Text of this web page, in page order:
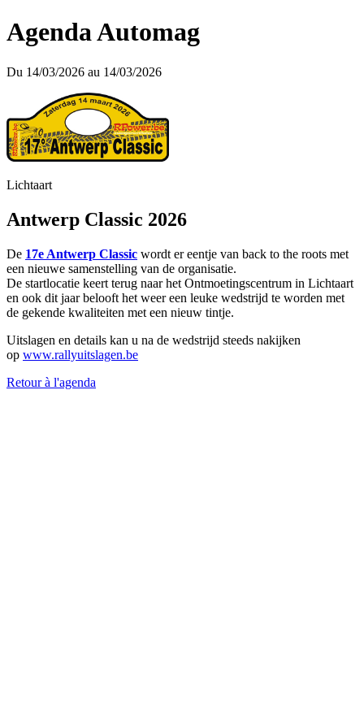
Agenda Automag
Du 14/03/2026 au 14/03/2026
Lichtaart
Antwerp Classic 2026
De 17e Antwerp Classic wordt er eentje van back to the roots met
een nieuwe samenstelling van de organisatie.
De startlocatie keert terug naar het Ontmoetingscentrum in Lichtaart
en ook dit jaar belooft het weer een leuke wedstrijd te worden met
de gekende kwaliteiten met een nieuw tintje.
Uitslagen en details kan u na de wedstrijd steeds nakijken
op www.rallyuitslagen.be
Retour à l'agenda